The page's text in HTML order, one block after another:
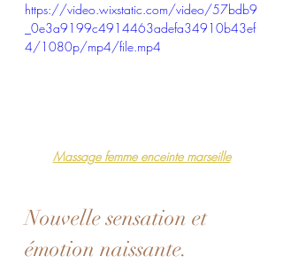
https://video.wixstatic.com/video/57bdb9
_0e3a9199c4914463adefa34910b43ef
4/1080p/mp4/file.mp4
Massage femme enceinte marseille
Nouvelle sensation et
émotion naissante.